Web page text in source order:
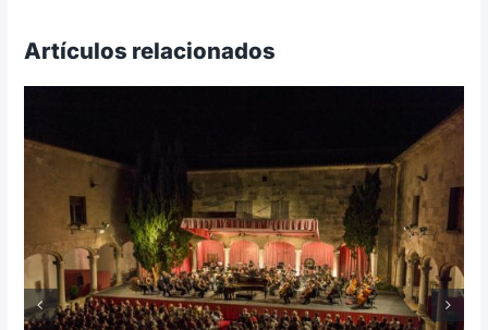
Artículos relacionados